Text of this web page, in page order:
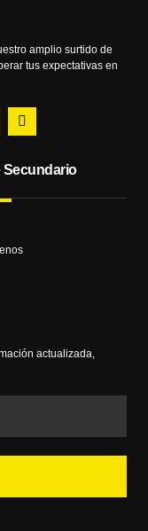
amplio surtido de
tus expectativas en
Secundario
actualizada,